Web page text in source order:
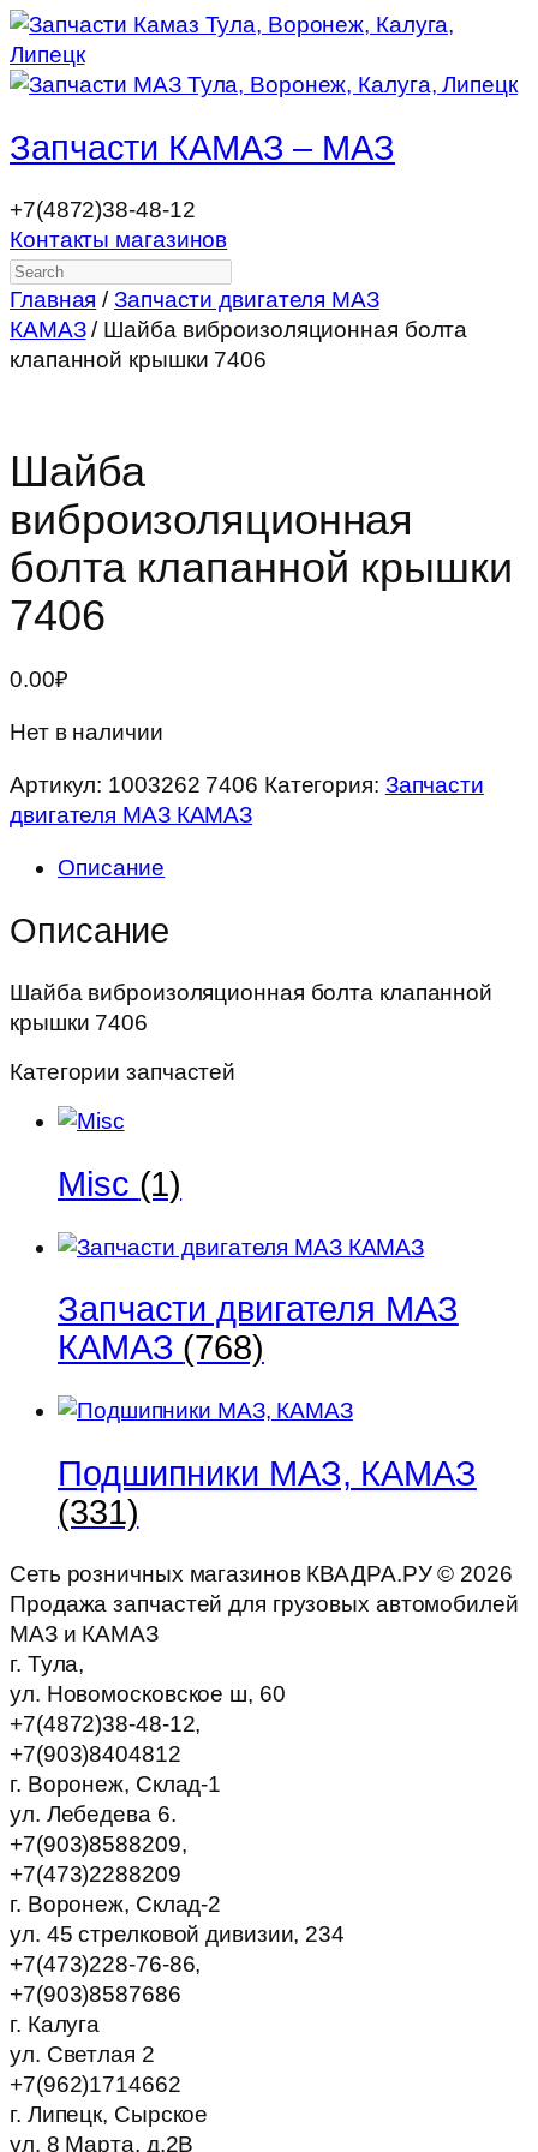
Запчасти КАМАЗ – МАЗ
+7(4872)38-48-12
Контакты магазинов
Search
Главная /Запчасти двигателя МАЗ
КАМАЗ/ Шайба виброизоляционная болта
клапанной крышки 7406
Шайба
виброизоляционная
болта клапанной крышки
7406
0.00₽
Нет в наличии
Артикул: 1003262 7406 Категория: Запчасти
двигателя МАЗ КАМАЗ
Описание
Описание
Шайба виброизоляционная болта клапанной
крышки 7406
Категории запчастей
Misc (1)
Запчасти двигателя МАЗ
КАМАЗ (768)
Подшипники МАЗ, КАМАЗ
(331)
Сеть розничных магазинов КВАДРА.РУ © 2026
Продажа запчастей для грузовых автомобилей
МАЗ и КАМАЗ
г. Тула,
ул. Новомосковское ш, 60
+7(4872)38-48-12,
+7(903)8404812
г. Воронеж, Склад-1
ул. Лебедева 6.
+7(903)8588209,
+7(473)2288209
г. Воронеж, Склад-2
ул. 45 стрелковой дивизии, 234
+7(473)228-76-86,
+7(903)8587686
г. Калуга
ул. Светлая 2
+7(962)1714662
г. Липецк, Сырское
ул. 8 Марта, д.2В